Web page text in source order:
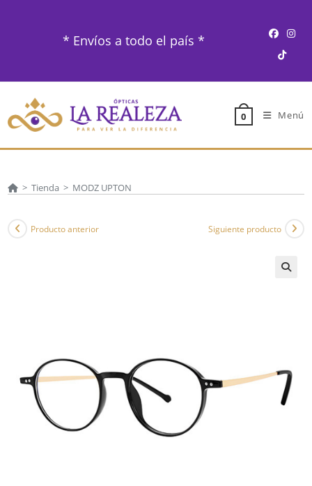
* Envíos a todo el país *
0 Menú
> Tienda > MODZ UPTON
Producto anterior Siguiente producto